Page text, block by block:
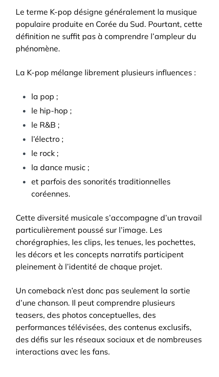
Le terme K-pop désigne généralement la musique
populaire produite en Corée du Sud. Pourtant, cette
définition ne suffit pas à comprendre l’ampleur du
phénomène.
La K-pop mélange librement plusieurs influences :
la pop ;
le hip-hop ;
le R&B ;
l’électro ;
le rock ;
la dance music ;
et parfois des sonorités traditionnelles
coréennes.
Cette diversité musicale s’accompagne d’un travail
particulièrement poussé sur l’image. Les
chorégraphies, les clips, les tenues, les pochettes,
les décors et les concepts narratifs participent
pleinement à l’identité de chaque projet.
Un comeback n’est donc pas seulement la sortie
d’une chanson. Il peut comprendre plusieurs
teasers, des photos conceptuelles, des
performances télévisées, des contenus exclusifs,
des défis sur les réseaux sociaux et de nombreuses
interactions avec les fans.